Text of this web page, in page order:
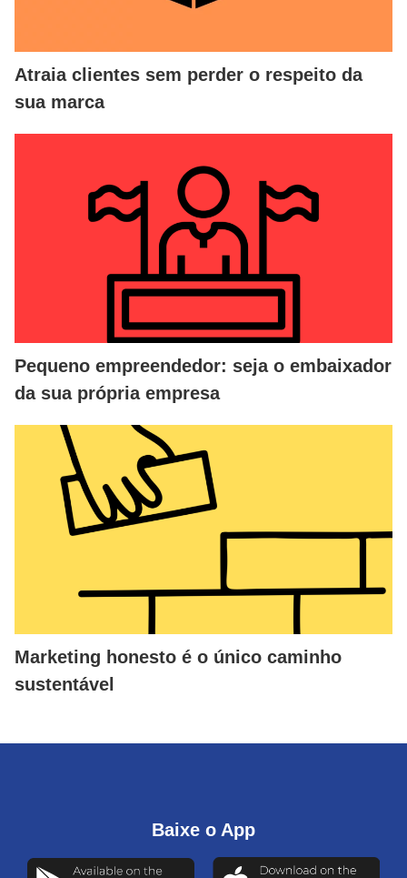
Atraia clientes sem perder o respeito da
sua marca
Pequeno empreendedor: seja o embaixador
da sua própria empresa
Marketing honesto é o único caminho
sustentável
Baixe o App